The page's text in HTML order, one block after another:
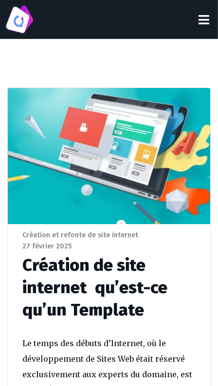
Création et refonte de site internet
27 février 2025
Création de site
internet qu’est-ce
qu’un Template
Le temps des débuts d’Internet, où le
développement de Sites Web était réservé
exclusivement aux experts du domaine, est